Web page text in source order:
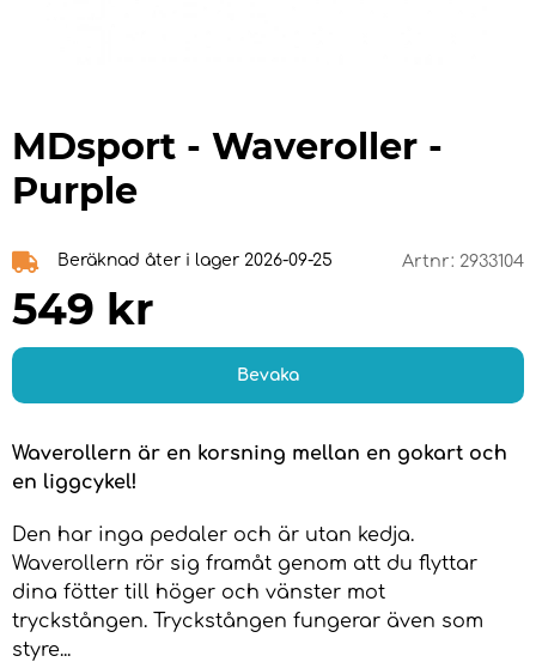
MDsport - Waveroller -
Purple
Beräknad åter i lager 2026-09-25 Artnr: 2933104
549 kr
Bevaka
Waverollern är en korsning mellan en gokart och
en liggcykel!
Den har inga pedaler och är utan kedja.
Waverollern rör sig framåt genom att du flyttar
dina fötter till höger och vänster mot
tryckstången. Tryckstången fungerar även som
styre...